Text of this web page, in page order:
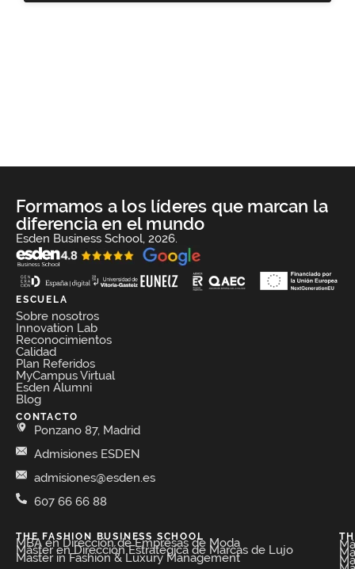
Formamos a los líderes que marcan la
diferencia en el mundo
Esden Business School, 2026.
ESCUELA
Sobre nosotros
Innovation Lab
Reconocimientos
Calidad
Plan Referidos
MyCampus Virtual
Esden Alumni
Blog
CONTACTO
Ponzano 87, Madrid
Admisiones ESDEN
admisiones@esden.es
607 66 66 88
THE FASHION BUSINESS SCHOOL​
MBA en Dirección de Empresas de Moda​
Máster en Dirección Estratégica de Marcas de Lujo
Master in Fashion & Luxury Management